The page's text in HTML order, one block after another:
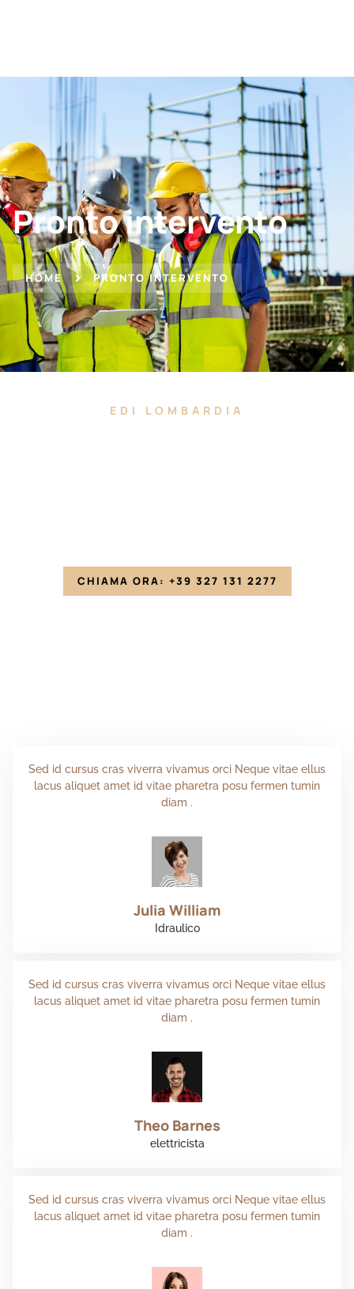
Pronto intervento
HOME PRONTO INTERVENTO
EDI LOMBARDIA
CHIAMA ORA: +39 327 131 2277
Sed id cursus cras viverra vivamus orci Neque vitae ellus
lacus aliquet amet id vitae pharetra posu fermen tumin
diam .
Julia William
Idraulico
Sed id cursus cras viverra vivamus orci Neque vitae ellus
lacus aliquet amet id vitae pharetra posu fermen tumin
diam .
Theo Barnes
elettricista
Sed id cursus cras viverra vivamus orci Neque vitae ellus
lacus aliquet amet id vitae pharetra posu fermen tumin
diam .